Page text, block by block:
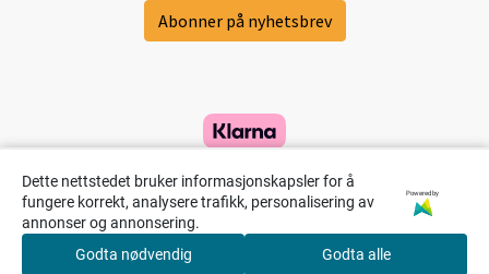
Abonner på nyhetsbrev
Dette nettstedet bruker informasjonskapsler for å
fungere korrekt, analysere trafikk, personalisering av
annonser og annonsering.
Powered by
Godta nødvendig Godta alle